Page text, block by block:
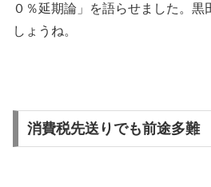
０％延期論」を語らせました。
しょうね。
消費税先送りでも前途多難